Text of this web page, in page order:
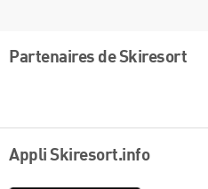
Partenaires de Skiresort
Appli Skiresort.info